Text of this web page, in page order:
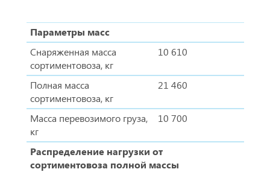
Параметры масс
Снаряженная масса
сортиментовоза, кг
10 610
Полная масса
сортиментовоза, кг
21 460
Масса перевозимого груза,
кг
10 700
Распределение нагрузки от
сортиментовоза полной массы